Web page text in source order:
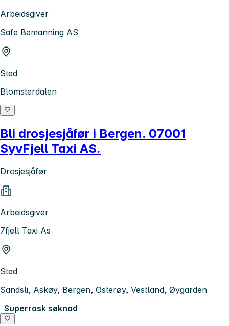
Arbeidsgiver
Safe Bemanning AS
Sted
Blomsterdalen
Bli drosjesjåfør i Bergen. 07001
SyvFjell Taxi AS.
Drosjesjåfør
Arbeidsgiver
7fjell Taxi As
Sted
Sandsli, Askøy, Bergen, Osterøy, Vestland, Øygarden
Superrask søknad